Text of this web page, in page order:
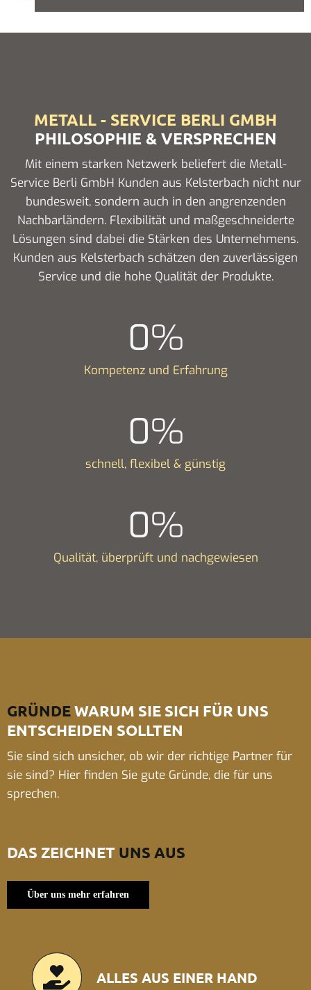
METALL - SERVICE BERLI GMBH
PHILOSOPHIE & VERSPRECHEN
Mit einem starken Netzwerk beliefert die Metall-
Service Berli GmbH Kunden aus Kelsterbach nicht nur
bundesweit, sondern auch in den angrenzenden
Nachbarländern. Flexibilität und maßgeschneiderte
Lösungen sind dabei die Stärken des Unternehmens.
Kunden aus Kelsterbach schätzen den zuverlässigen
Service und die hohe Qualität der Produkte.
0%
Kompetenz und Erfahrung
0%
schnell, flexibel & günstig
0%
Qualität, überprüft und nachgewiesen
GRÜNDEWARUM SIE SICH FÜR UNS
ENTSCHEIDEN SOLLTEN
Sie sind sich unsicher, ob wir der richtige Partner für
sie sind? Hier finden Sie gute Gründe, die für uns
sprechen.
DAS ZEICHNET UNS AUS
Über uns mehr erfahren
ALLES AUS EINER HAND